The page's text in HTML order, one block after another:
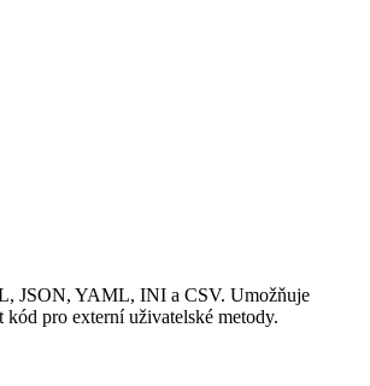
JSON, YAML, INI a CSV. Umožňuje
pro externí uživatelské metody.